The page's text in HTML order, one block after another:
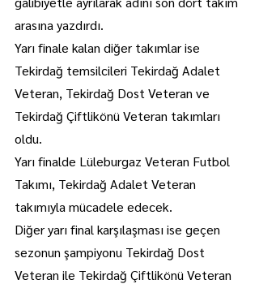
arasına yazdırdı.
Yarı finale kalan diğer takımlar ise
Tekirdağ temsilcileri Tekirdağ Adalet
Veteran, Tekirdağ Dost Veteran ve
Tekirdağ Çiftlikönü Veteran takımları
oldu.
Yarı finalde Lüleburgaz Veteran Futbol
Takımı, Tekirdağ Adalet Veteran
takımıyla mücadele edecek.
Diğer yarı final karşılaşması ise geçen
sezonun şampiyonu Tekirdağ Dost
Veteran ile Tekirdağ Çiftlikönü Veteran